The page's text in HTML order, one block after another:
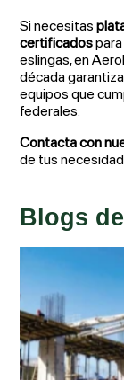
Si necesitas
certificados
eslingas, en
década
equipos que
federales.
Contacta con
de tus
Blogs